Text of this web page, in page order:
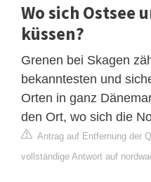
Wo sich Ostsee
küssen?
Grenen bei Skagen
bekanntesten und
Orten in ganz
den Ort, wo sich die
Antrag auf Entfernung der
vollständige Antwort auf